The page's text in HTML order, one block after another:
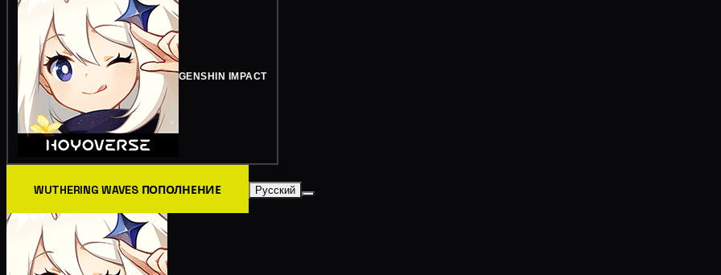
GENSHIN IMPACT
WUTHERING WAVES ПОПОЛНЕНИЕ Русский